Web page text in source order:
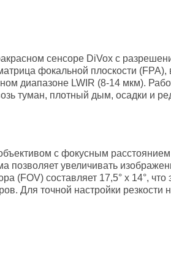
сенсоре DiVox с
фокальной плоскости
диапазоне LWIR (8-14 мкм).
туман, плотный дым, осадки и
с фокусным
позволяет увеличивать
(FOV) составляет 17,5° х 14°, что
Для точной настройки резкости